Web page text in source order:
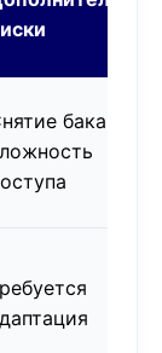
бака,